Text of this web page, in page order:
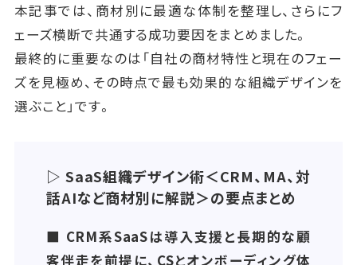
や新機能開発に取り組む小規模チームを併存させる
「両利きの経営」を組織デザインに組み込むことが有
効です。
本記事では、商材別に最適な体制を整理し、さらにフ
ェーズ横断で共通する成功要因をまとめました。
最終的に重要なのは「自社の商材特性と現在のフェー
ズを見極め、その時点で最も効果的な組織デザインを
選ぶこと」です。
▷ SaaS組織デザイン術＜CRM、MA、対
話AIなど商材別に解説＞の要点まとめ
■ CRM系SaaSは導入支援と長期的な顧
客伴走を前提に、CSとオンボーディング体